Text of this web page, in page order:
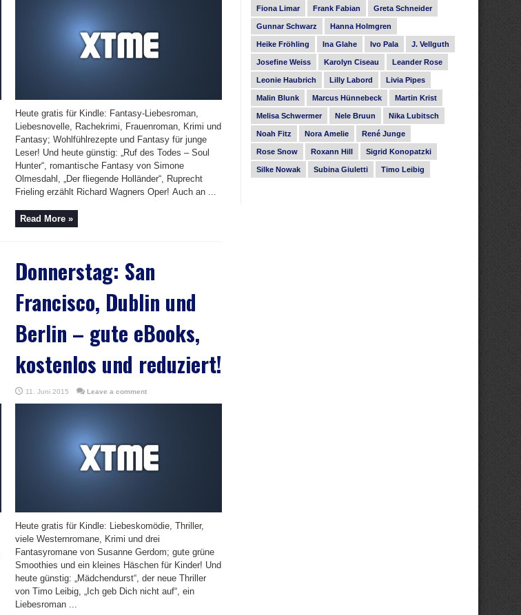
Heute gratis für Kindle: Fantasy-Liebesroman,
Liebesnovelle, Rachekrimi, Frauenroman, Krimi und
Fantasy; Wohlfühlrezepte und Fantasy für junge
Leser! Und heute günstig: „Ruf des Todes – Soul
Hunter“, romantische Fantasy von Simone
Olmesdahl, „Der fliegende Holländer“, Ruprecht
Frieling erzählt Richard Wagners Oper! Auch an ...
Read More »
Donnerstag: San
Francisco, Dublin und
Berlin – gute eBooks,
kostenlos und reduziert!
11. Juni 2015 Leave a comment
Heute gratis für Kindle: Liebeskomödie, Thriller,
viele Westernromane, Krimi und drei
Fantasyromane von Susanne Gerdom; gute grüne
Smoothies und ein kleines Häschen für Kinder! Und
heute günstig: „Mädchendurst“, der neue Thriller
von Timo Leibig, „Ich geb Dich nicht auf“, ein
Liebesroman ...
Fiona Limar Frank Fabian Greta Schneider
Gunnar Schwarz Hanna Holmgren
Heike Fröhling Ina Glahe Ivo Pala J. Vellguth
Josefine Weiss Karolyn Ciseau Leander Rose
Leonie Haubrich Lilly Labord Livia Pipes
Malin Blunk Marcus Hünnebeck Martin Krist
Melisa Schwermer Nele Bruun Nika Lubitsch
Noah Fitz Nora Amelie René Junge
Rose Snow Roxann Hill Sigrid Konopatzki
Silke Nowak Subina Giuletti Timo Leibig